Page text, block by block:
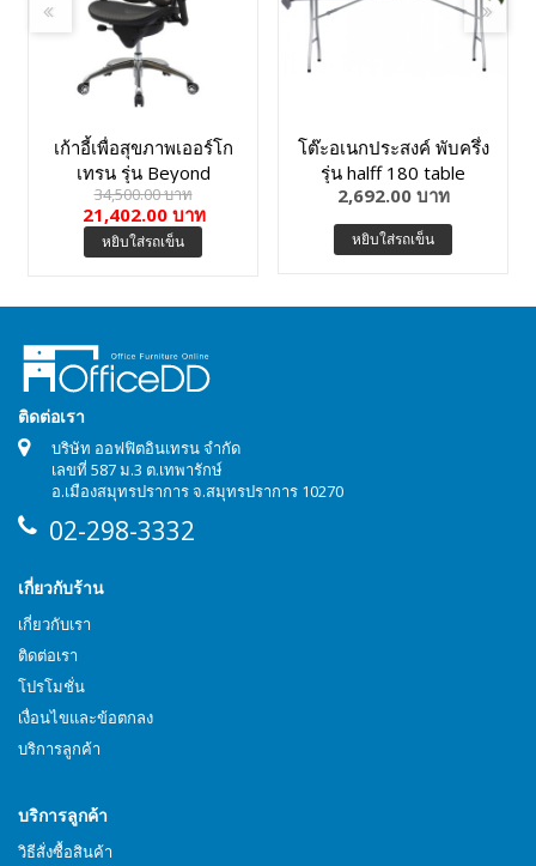
เก้าอี้เพื่อสุขภาพเออร์โก
เทรน รุ่น Beyond
Butterfly-01BMM
34,500.00 บาท
21,402.00 บาท
หยิบใส่รถเข็น
โต๊ะอเนกประสงค์ พับครึ่ง
รุ่น halff 180 table
2,692.00 บาท
หยิบใส่รถเข็น
ติดต่อเรา
บริษัท ออฟฟิตอินเทรน จำกัด
เลขที่ 587 ม.3 ต.เทพารักษ์
อ.เมืองสมุทรปราการ จ.สมุทรปราการ 10270
02-298-3332
เกี่ยวกับร้าน
เกี่ยวกับเรา
ติดต่อเรา
โปรโมชั่น
เงื่อนไขและข้อตกลง
บริการลูกค้า
บริการลูกค้า
วิธีสั่งซื้อสินค้า